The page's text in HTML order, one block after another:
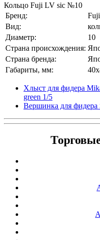
Кольцо Fuji LV sic №10
Бренд:
Fuji
Вид:
Диаметр:
10
Страна происхождения:
Страна бренда:
Габариты, мм:
Хлыст для фидера
green 1/5
Вершинка для фидера